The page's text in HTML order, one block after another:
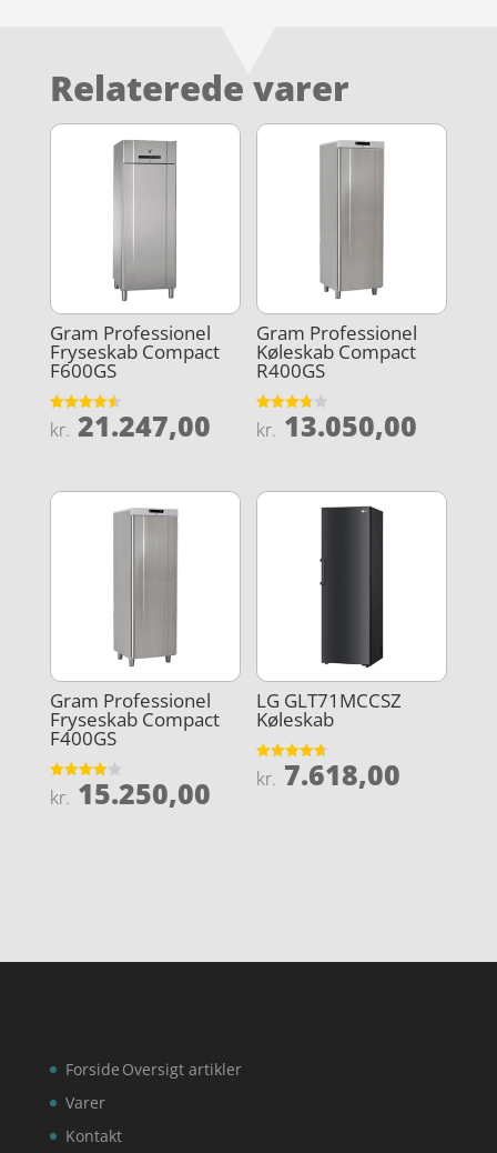
Relaterede varer
Gram Professionel
Fryseskab Compact
F600GS
Vurderet
4.5
kr. 21.247,00
Gram Professionel
Køleskab Compact
R400GS
Vurderet
3.8
kr. 13.050,00
Gram Professionel
Fryseskab Compact
F400GS
Vurderet
4.1
kr. 15.250,00
LG GLT71MCCSZ
Køleskab
Vurderet
4.7
kr. 7.618,00
Forside
Varer
Kontakt
Oversigt artikler